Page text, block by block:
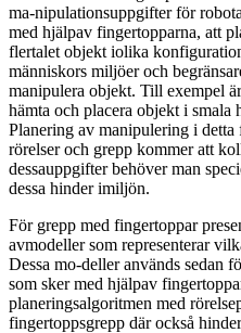
ma-nipulationsuppgifter för
med hjälpav fingertopparna, att
flertalet objekt iolika
människors miljöer och
manipulera objekt. Till exempel
hämta och placera objekt i
Planering av manipulering i
rörelser och grepp kommer att
dessauppgifter behöver man
dessa hinder imiljön.
För grepp med fingertoppar
avmodeller som representerar
Dessa mo-deller används sedan
som sker med hjälpav
planeringsalgoritmen med
fingertoppsgrepp där också